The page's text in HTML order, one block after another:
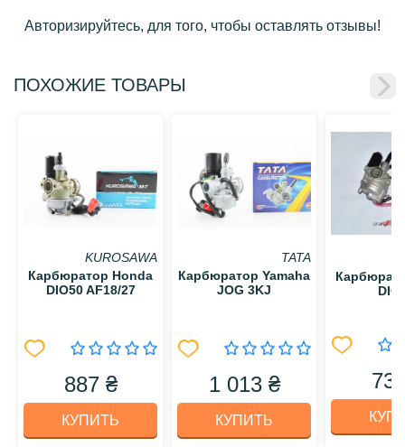
Авторизируйтесь, для того, чтобы оставлять отзывы!
ПОХОЖИЕ ТОВАРЫ
KUROSAWA
Карбюратор Honda
DIO50 AF18/27
887 ₴
КУПИТЬ
TATA
Карбюратор Yamaha
JOG 3KJ
1 013 ₴
КУПИТЬ
DIO